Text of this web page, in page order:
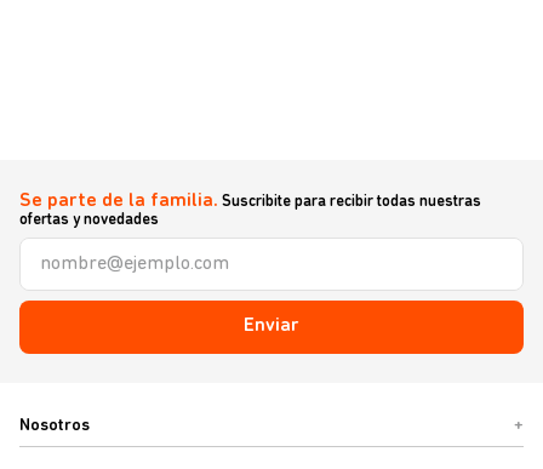
Se parte de la familia. Suscribite para recibir todas nuestras
ofertas y novedades
Enviar
Nosotros +